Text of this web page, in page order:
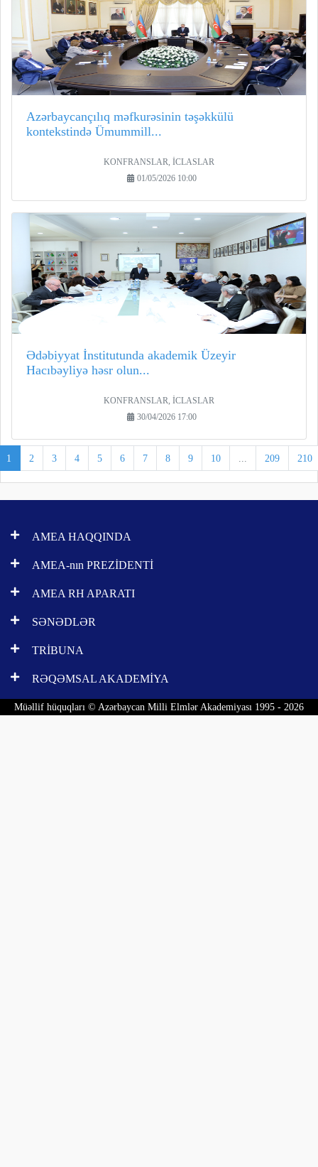
Azərbaycançılıq məfkurəsinin təşəkkülü
kontekstində Ümummill...
KONFRANSLAR, İCLASLAR
01/05/2026 10:00
Ədəbiyyat İnstitutunda akademik Üzeyir
Hacıbəyliyə həsr olun...
KONFRANSLAR, İCLASLAR
30/04/2026 17:00
1 2 3 4 5 6 7 8 9 10 ... 209 210
AMEA HAQQINDA
AMEA-nın PREZİDENTİ
AMEA RH APARATI
SƏNƏDLƏR
TRİBUNA
RƏQƏMSAL AKADEMİYA
Müəllif hüquqları © Azərbaycan Milli Elmlər Akademiyası 1995 - 2026